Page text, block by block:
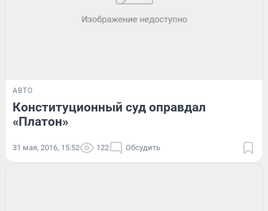
АВТО
Конституционный суд оправдал
«Платон»
31 мая, 2016, 15:52 122 Обсудить